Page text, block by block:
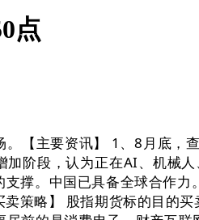
点
主要资讯】 1、8月底，查
加阶段，认为正在AI、机械
支撑。中国已具备全球合作
策略】 股指期货标的目的